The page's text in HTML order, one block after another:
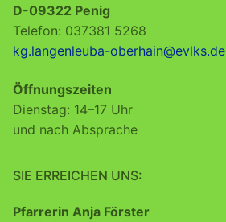
D-09322 Penig
Telefon: 037381 5268
kg.langenleuba-oberhain@evlks.de
Öffnungszeiten
Dienstag: 14–17 Uhr
und nach Absprache
SIE ERREICHEN UNS:
Pfarrerin Anja Förster